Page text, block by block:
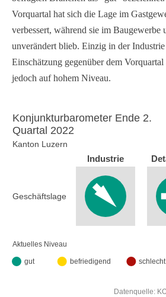
Vorquartal hat sich die Lage im
verbessert, während sie im Baugewerbe
unverändert blieb. Einzig in der
Einschätzung gegenüber dem
jedoch auf hohem Niveau.
Konjunkturbarometer Ende 2. Quartal
View as data table,
Geschäftslage
Industrie
Aktuelles Niveau
gut befriedigend schlecht
Konjunkturbarometer Ende 2.
Quartal 2022
Kanton Luzern
Datenquelle: